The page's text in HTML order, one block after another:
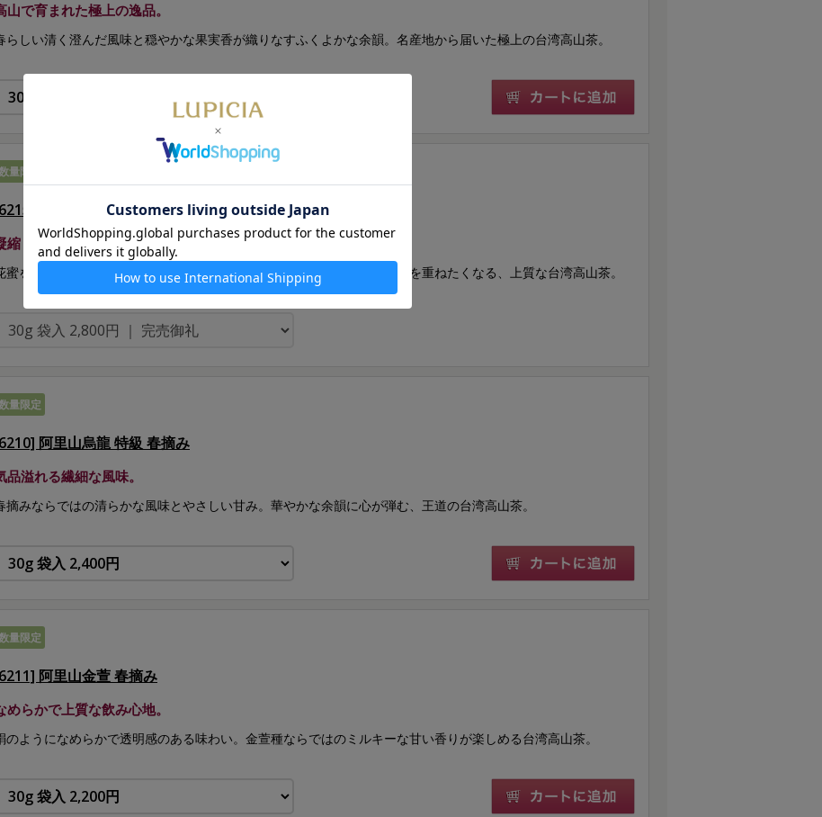
山で育まれた極上の逸品。
らしい清く澄んだ風味と穏やかな果実香が織りなすふくよかな余韻。名産地から届いた極上の台湾高山茶。
量限定
奇来山烏龍 特級 春摘み
縮した風味と豊かな余韻。
蜜を思わせるやわらかくふくよかな甘みが口いっぱいに広がります。煎を重ねたくなる、上質な台湾高山茶。
量限定
阿里山烏龍 特級 春摘み
品溢れる繊細な風味。
摘みならではの清らかな風味とやさしい甘み。華やかな余韻に心が弾む、王道の台湾高山茶。
量限定
阿里山金萱 春摘み
めらかで上質な飲み心地。
のようになめらかで透明感のある味わい。金萱種ならではのミルキーな甘い香りが楽しめる台湾高山茶。